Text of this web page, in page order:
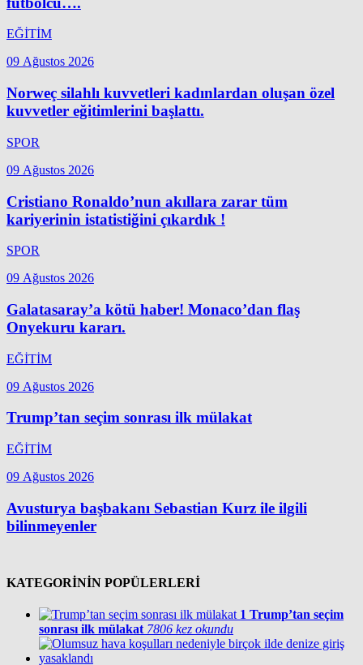
EĞİTİM
09 Ağustos 2026
Norweç silahlı kuvvetleri kadınlardan oluşan özel
kuvvetler eğitimlerini başlattı.
SPOR
09 Ağustos 2026
Cristiano Ronaldo’nun akıllara zarar tüm
kariyerinin istatistiğini çıkardık !
SPOR
09 Ağustos 2026
Galatasaray’a kötü haber! Monaco’dan flaş
Onyekuru kararı.
EĞİTİM
09 Ağustos 2026
Trump’tan seçim sonrası ilk mülakat
EĞİTİM
09 Ağustos 2026
Avusturya başbakanı Sebastian Kurz ile ilgili
bilinmeyenler
KATEGORİNİN POPÜLERLERİ
1 Trump’tan seçim
sonrası ilk mülakat 7806 kez okundu